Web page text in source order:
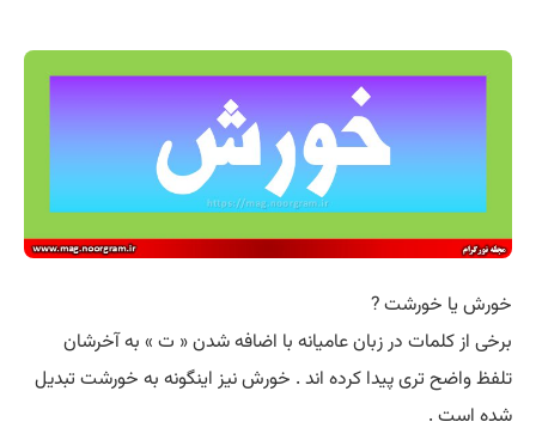
خورش یا خورشت ?
برخی از کلمات در زبان عامیانه با اضافه شدن « ت » به آخرشان
تلفظ واضح تری پیدا کرده اند . خورش نیز اینگونه به خورشت تبدیل
شده است .